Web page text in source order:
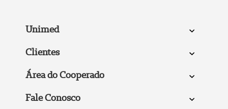
Unimed
Clientes
Área do Cooperado
Fale Conosco